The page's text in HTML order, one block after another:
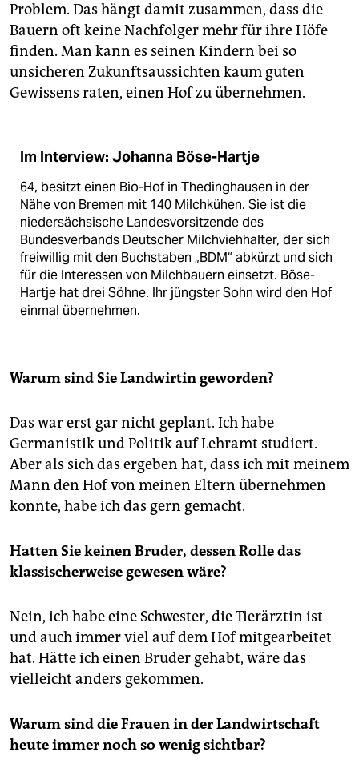
Problem. Das hängt damit zusammen, dass die
Bauern oft keine Nachfolger mehr für ihre Höfe
finden. Man kann es seinen Kindern bei so
unsicheren Zukunftsaussichten kaum guten
Gewissens raten, einen Hof zu übernehmen.
Im Interview: Johanna Böse-Hartje
64, besitzt einen Bio-Hof in Thedinghausen in der
Nähe von Bremen mit 140 Milchkühen. Sie ist die
niedersächsische Landesvorsitzende des
Bundesverbands Deutscher Milchviehhalter, der sich
freiwillig mit den Buchstaben „BDM“ abkürzt und sich
für die Interessen von Milchbauern einsetzt. Böse-
Hartje hat drei Söhne. Ihr jüngster Sohn wird den Hof
einmal übernehmen.
Warum sind Sie Landwirtin geworden?
Das war erst gar nicht geplant. Ich habe
Germanistik und Politik auf Lehramt studiert.
Aber als sich das ergeben hat, dass ich mit meinem
Mann den Hof von meinen Eltern übernehmen
konnte, habe ich das gern gemacht.
Hatten Sie keinen Bruder, dessen Rolle das
klassischerweise gewesen wäre?
Nein, ich habe eine Schwester, die Tierärztin ist
und auch immer viel auf dem Hof mitgearbeitet
hat. Hätte ich einen Bruder gehabt, wäre das
vielleicht anders gekommen.
Warum sind die Frauen in der Landwirtschaft
heute immer noch so wenig sichtbar?